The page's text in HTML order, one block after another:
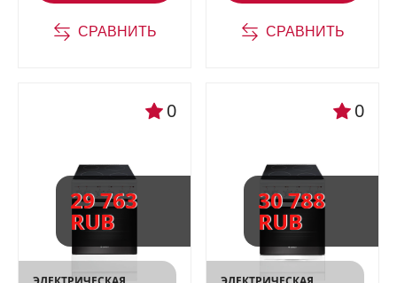
СРАВНИТЬ СРАВНИТЬ
29 763
RUB
0
30 788
RUB
0